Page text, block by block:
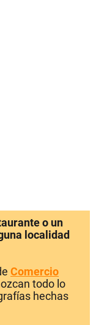
o un
localidad
Comercio
todo lo
hechas